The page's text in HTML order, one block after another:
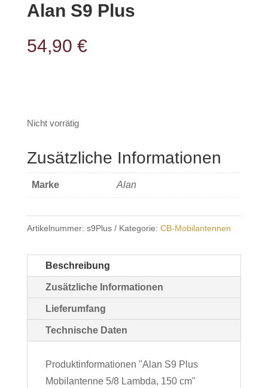
Alan S9 Plus
54,90 €
Nicht vorrätig
Zusätzliche Informationen
Marke Alan
Artikelnummer: s9Plus Kategorie: CB-Mobilantennen
Beschreibung
Zusätzliche Informationen
Lieferumfang
Technische Daten
Produktinformationen "Alan S9 Plus
Mobilantenne 5/8 Lambda, 150 cm"